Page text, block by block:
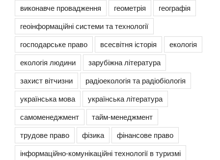
виконавче провадження
геометрія
географія
геоінформаційні системи та технології
господарське право
всесвітня історія
екологія
екологія людини
зарубіжна література
захист вітчизни
радіоекологія та радіобіологія
українська мова
українська література
самоменеджмент
тайм-менеджмент
трудове право
фізика
фінансове право
інформаційно-комунікаційні технології в туризмі